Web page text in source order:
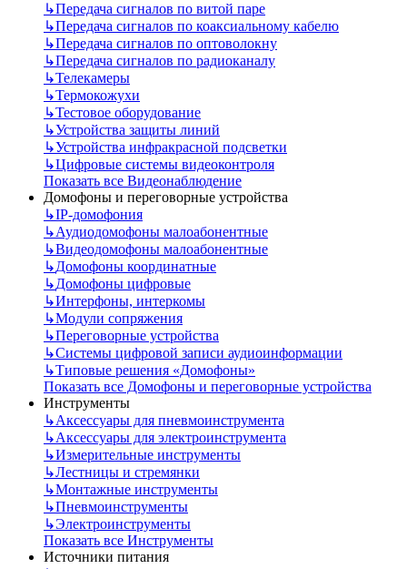
↳Передача сигналов по витой паре
↳Передача сигналов по коаксиальному кабелю
↳Передача сигналов по оптоволокну
↳Передача сигналов по радиоканалу
↳Телекамеры
↳Термокожухи
↳Тестовое оборудование
↳Устройства защиты линий
↳Устройства инфракрасной подсветки
↳Цифровые системы видеоконтроля
Показать все Видеонаблюдение
Домофоны и переговорные устройства
↳IP-домофония
↳Аудиодомофоны малоабонентные
↳Видеодомофоны малоабонентные
↳Домофоны координатные
↳Домофоны цифровые
↳Интерфоны, интеркомы
↳Модули сопряжения
↳Переговорные устройства
↳Системы цифровой записи аудиоинформации
↳Типовые решения «Домофоны»
Показать все Домофоны и переговорные устройства
Инструменты
↳Аксессуары для пневмоинструмента
↳Аксессуары для электроинструмента
↳Измерительные инструменты
↳Лестницы и стремянки
↳Монтажные инструменты
↳Пневмоинструменты
↳Электроинструменты
Показать все Инструменты
Источники питания